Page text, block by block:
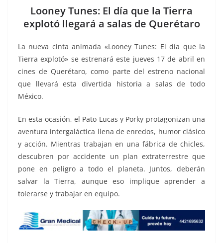
e
b
o
o
k
er l s
A
p
p
y
Li
n
k
gr
a
m
e
Looney Tunes: El día que la Tierra
explotó llegará a salas de Querétaro
La nueva cinta animada «Looney Tunes: El día que la
Tierra explotó» se estrenará este jueves 17 de abril en
cines de Querétaro, como parte del estreno nacional
que llevará esta divertida historia a salas de todo
México.
En esta ocasión, el Pato Lucas y Porky protagonizan una
aventura intergaláctica llena de enredos, humor clásico
y acción. Mientras trabajan en una fábrica de chicles,
descubren por accidente un plan extraterrestre que
pone en peligro a todo el planeta. Juntos, deberán
salvar la Tierra, aunque eso implique aprender a
tolerarse y trabajar en equipo.